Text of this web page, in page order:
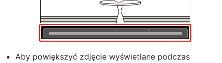
Aby powiększyć zdjęcie wyświetlane podczas